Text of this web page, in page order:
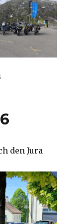
den Jura